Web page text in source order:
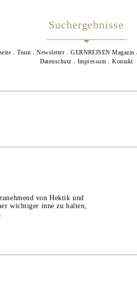
Suchergebnisse
Team Newsletter GERNREISEN Magazin
Datenschutz
Impressum Kontakt
von Hektik und
wichtiger inne zu halten,